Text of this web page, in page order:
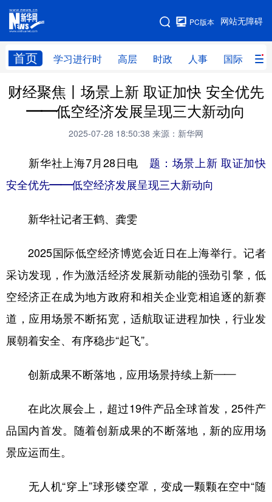
网站无障碍
PC版本
首页 学习进行时 高层 时政 人事 国际 财
网站地图
学习进行时 高层 时政 人事
财经 网评 港澳
科技 科创 量子 体育
书画
访谈 视频
食品 人居 信息化 数字经济
学术中国 乡村振兴 银龄 溯源中国
城市 旅游 能源 会展
彩票 娱乐
公益 一带一路 亚太网 上市公司
财经聚焦丨场景上新 取证加快 安全优先
——低空经济发展呈现三大新动向
2025-07-28 18:50:38 来源：新华网
新华社上海7月28日电 题：场景上新 取证加快
安全优先——低空经济发展呈现三大新动向
新华社记者王鹤、龚雯
2025国际低空经济博览会近日在上海举行。记者
采访发现，作为激活经济发展新动能的强劲引擎，低
空经济正在成为地方政府和相关企业竞相追逐的新赛
道，应用场景不断拓宽，适航取证进程加快，行业发
展朝着安全、有序稳步“起飞”。
创新成果不断落地，应用场景持续上新——
在此次展会上，超过19件产品全球首发，25件产
品国内首发。随着创新成果的不断落地，新的应用场
景应运而生。
无人机“穿上”球形镂空罩，变成一颗颗在空中“随